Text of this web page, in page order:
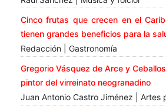
Cinco frutas que crecen en el
tienen grandes beneficios para la
Redacción | Gastronomía
Gregorio Vásquez de Arce y
pintor del virreinato neogranadino
Juan Antonio Castro Jiménez | Artes